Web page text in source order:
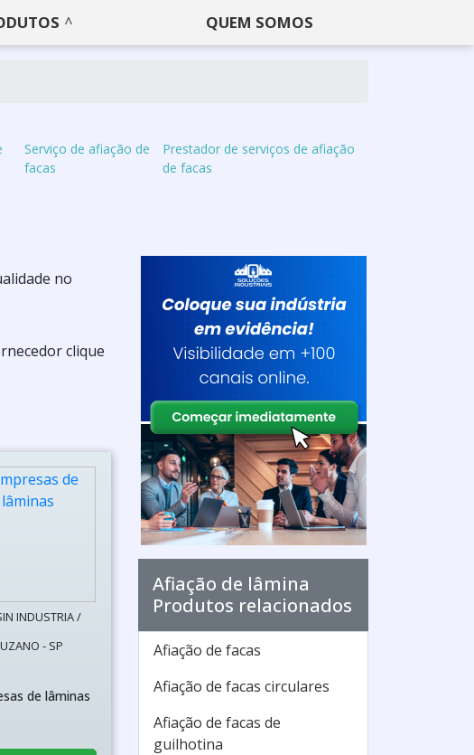
QUEM SOMOS
Serviço de afiação de
facas
Prestador de serviços de afiação
de facas
no
clique
INDUSTRIA /
- SP
de lâminas
Afiação de lâmina
Produtos relacionados
Afiação de facas
Afiação de facas circulares
Afiação de facas de
guilhotina